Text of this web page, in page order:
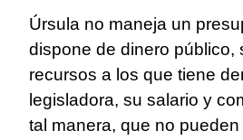
Úrsula no maneja un
dispone de dinero público,
recursos a los que tiene
legisladora, su salario y
tal manera, que no